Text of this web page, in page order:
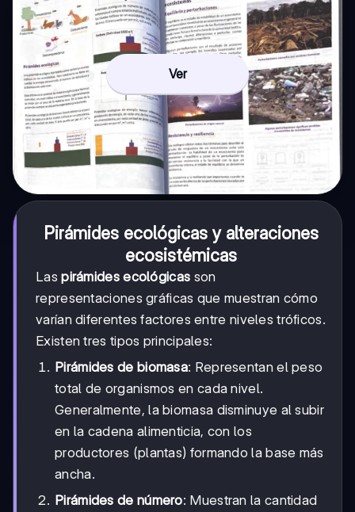
Ver
Pirámides ecológicas y alteraciones
ecosistémicas
Laspirámides ecológicas son
representaciones gráficas que muestran cómo
varían diferentes factores entre niveles tróficos.
Existen tres tipos principales:
Pirámides de biomasa: Representan el peso
total de organismos en cada nivel.
Generalmente, la biomasa disminuye al subir
en la cadena alimenticia, con los
productores (plantas) formando la base más
ancha.
Pirámides de número: Muestran la cantidad